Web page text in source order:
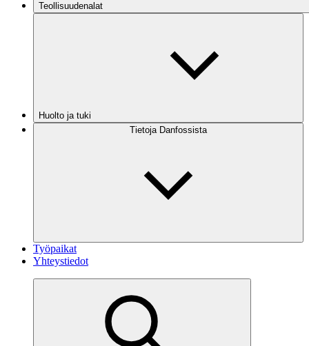
Teollisuudenalat
Huolto ja tuki
Tietoja Danfossista
Työpaikat
Yhteystiedot